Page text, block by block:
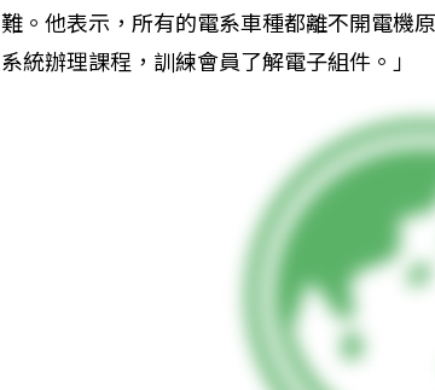
難。他表示，所有的電系車種都離不開電機
系統辦理課程，訓練會員了解電子組件。」